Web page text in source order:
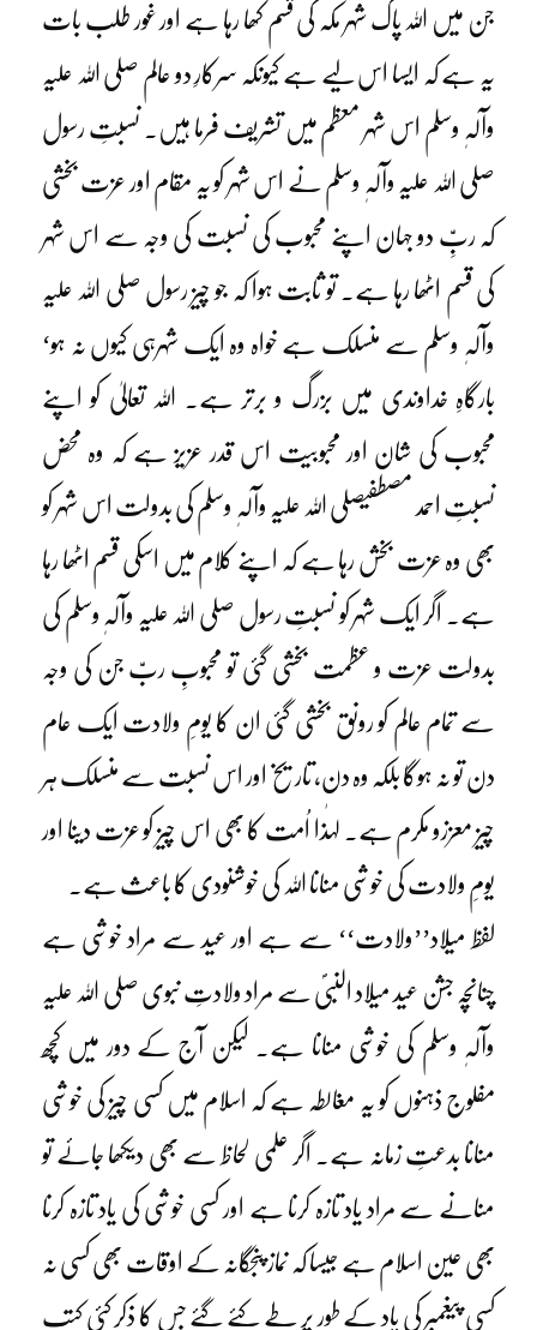
جن میں اللہ پاک شہر مکہ کی قسم کھا رہا ہے اور غور طلب بات
یہ ہے کہ ایسا اس لیے ہے کیونکہ سرکارِ دو عالم صلی اللہ علیہ
وآلہٖ وسلم اس شہر معظم میں تشریف فرما ہیں۔ نسبتِ رسول
صلی اللہ علیہ وآلہٖ وسلم نے اس شہر کو یہ مقام اور عزت بخشی
کہ ربِّ دو جہان اپنے محبوب کی نسبت کی وجہ سے اس شہر
کی قسم اٹھا رہا ہے۔ تو ثابت ہوا کہ جو چیز رسول صلی اللہ علیہ
وآلہٖ وسلم سے منسلک ہے خواہ وہ ایک شہرہی کیوں نہ ہو‘
بارگاہِ خداوندی میں بزرگ و برتر ہے۔ اللہ تعالیٰ کو اپنے
محبوب کی شان اور محبوبیت اس قدر عزیز ہے کہ وہ محض
نسبتِ احمد مصطفیصلی اللہ علیہ وآلہٖ وسلم کی بدولت اس شہر کو
بھی وہ عزت بخش رہا ہے کہ اپنے کلام میں اسکی قسم اٹھا رہا
ہے۔ اگر ایک شہر کو نسبتِ رسول صلی اللہ علیہ وآلہٖ وسلم کی
بدولت عزت و عظمت بخشی گئی تو محبوبِ ربّ جن کی وجہ
سے تمام عالم کو رونق بخشی گئی ان کا یومِ ولادت ایک عام
دن تو نہ ہوگا بلکہ وہ دن، تاریخ اور اس نسبت سے منسلک ہر
چیز معززو مکرم ہے۔ لہٰذا اُمت کا بھی اس چیز کو عزت دینا اور
یومِ ولادت کی خوشی منانا اللہ کی خوشنودی کا باعث ہے۔
لفظ میلاد’’ولادت‘‘ سے ہے اور عید سے مراد خوشی ہے
چنانچہ جشن عید میلاد النبیؐ سے مراد ولادتِ نبوی صلی اللہ علیہ
وآلہٖ وسلم کی خوشی منانا ہے۔ لیکن آج کے دور میں کچھ
مفلوج ذہنوں کو یہ مغالطہ ہے کہ اسلام میں کسی چیز کی خوشی
منانا بدعتِ زمانہ ہے۔ اگر علمی لحاظ سے بھی دیکھا جائے تو
منانے سے مراد یاد تازہ کرنا ہے اور کسی خوشی کی یاد تازہ کرنا
بھی عین اسلام ہے جیسا کہ نماز پنجگانہ کے اوقات بھی کسی نہ
کسی پیغمبر کی یاد کے طور پر طے کئے گئے جس کا ذکر کئی کتب